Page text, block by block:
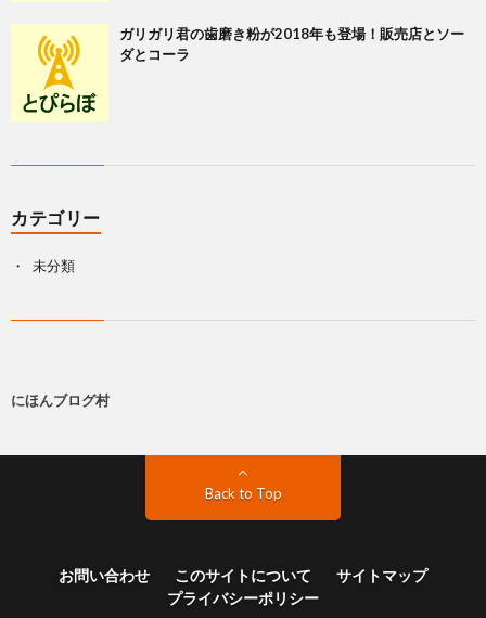
ガリガリ君の歯磨き粉が2018年も登場！販売店とソー
ダとコーラ
カテゴリー
未分類
にほんブログ村
Back to Top
お問い合わせ このサイトについて
サイトマップ
プライバシーポリシー